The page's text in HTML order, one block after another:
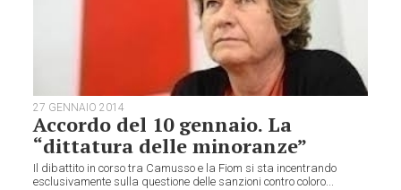
27 GENNAIO 2014
Accordo del 10 gennaio. La
“dittatura delle minoranze”
Il dibattito in corso tra Camusso e la Fiom si sta incentrando
esclusivamente sulla questione delle sanzioni contro coloro...